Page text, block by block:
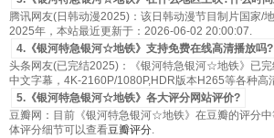
腾讯网友(日韩动漫2025)：该日韩动漫节目制片国家/
2025年，本站最近更新于：2026-06-02 20:00:07.
4.《银河特急银河☆地铁》支持免费在线高清播放吗?
头条网友(已完结2025)：《银河特急银河☆地铁》已
中文字幕，4K-2160P/1080P,HDR版本H265等各种高
5.《银河特急银河☆地铁》各大评分网站评价?
豆瓣网：目前《银河特急银河☆地铁》在豆瓣的评分
体评分细节可以查看豆瓣评分.